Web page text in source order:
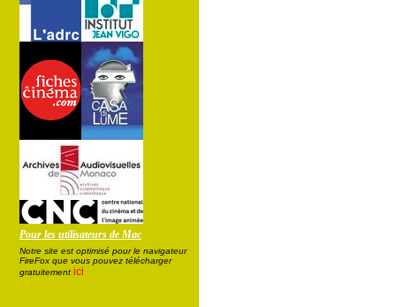
Pour les utilisateurs de Mac
Notre site est optimisé pour le navigateur
FireFox que vous pouvez télécharger
gratuitement ici